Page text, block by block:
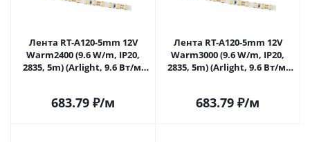
Лента RT-A120-5mm 12V
Warm2400 (9.6 W/m, IP20,
2835, 5m) (Arlight, 9.6 Вт/м,
683.79 ₽/м
Лента RT-A120-5mm 12V
Warm3000 (9.6 W/m, IP20,
2835, 5m) (Arlight, 9.6 Вт/м,
683.79 ₽/м